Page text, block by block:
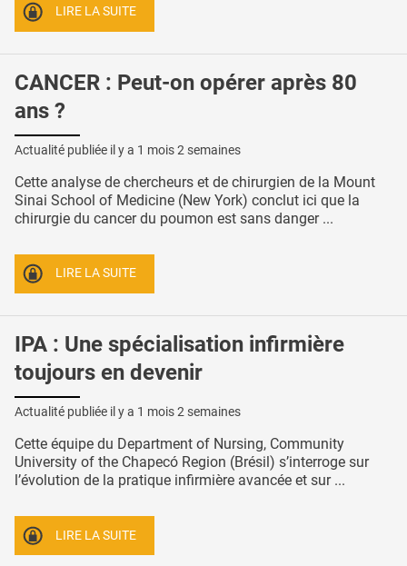
LIRE LA SUITE
CANCER : Peut-on opérer après 80
ans ?
Actualité publiée il y a 1 mois 2 semaines
Cette analyse de chercheurs et de chirurgien de la Mount
Sinai School of Medicine (New York) conclut ici que la
chirurgie du cancer du poumon est sans danger ...
LIRE LA SUITE
IPA : Une spécialisation infirmière
toujours en devenir
Actualité publiée il y a 1 mois 2 semaines
Cette équipe du Department of Nursing, Community
University of the Chapecó Region (Brésil) s’interroge sur
l’évolution de la pratique infirmière avancée et sur ...
LIRE LA SUITE